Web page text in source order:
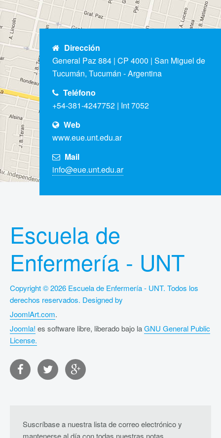
Dirección
General Paz 884 | CP 4000 | San Miguel de
Tucumán, Tucumán - Argentina
Teléfono
+54-381-4247752 | Int 7052
Web
www.eue.unt.edu.ar
Mail
info@eue.unt.edu.ar
Escuela de
Enfermería - UNT
Copyright © 2026 Escuela de Enfermería - UNT. Todos los
derechos reservados. Designed by
JoomlArt.com.
Joomla! es software libre, liberado bajo laGNU General Public
License.
Suscríbase a nuestra lista de correo electrónico y
mantenerse al día con todas nuestras notas